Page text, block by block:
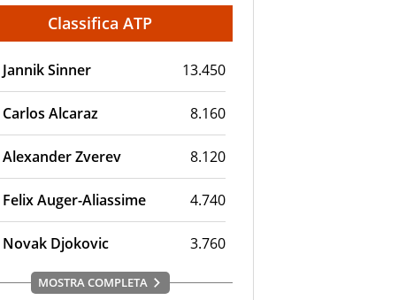
Classifica ATP
Jannik Sinner 13.450
Carlos Alcaraz 8.160
Alexander Zverev 8.120
Felix Auger-Aliassime 4.740
Novak Djokovic 3.760
MOSTRA COMPLETA